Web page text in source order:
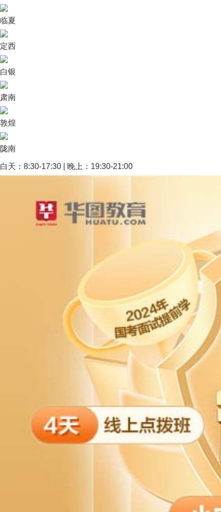
临夏
定西
白银
肃南
敦煌
陇南
白天：8:30-17:30 | 晚上：19:30-21:00